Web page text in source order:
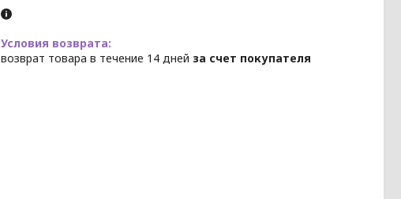
возврат товара в течение 14 дней за счет покупателя